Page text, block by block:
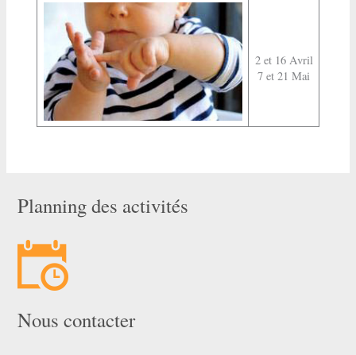
2 et 16 Avril
7 et 21 Mai
Planning des activités
Nous contacter